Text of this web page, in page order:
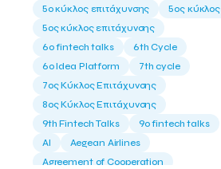
5ο κύκλος επιτάχυνσης
5ος κύκλος
5ος κύκλος επιτάχυνσης
6o fintech talks
6th Cycle
6ο Idea Platform
7th cycle
7ος Κύκλος Επιτάχυνσης
8ος Κύκλος Επιτάχυνσης
9th Fintech Talks
9ο fintech talks
AI
Aegean Airlines
Agreement of Cooperation